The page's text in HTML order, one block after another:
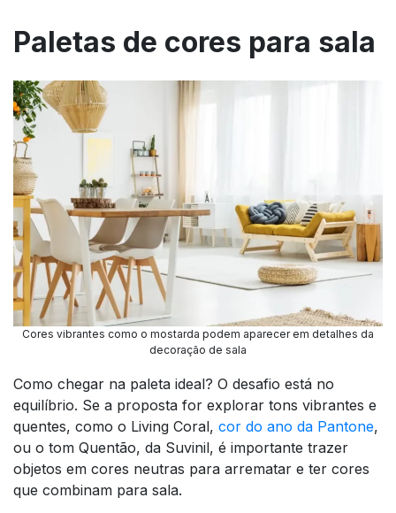
Paletas de cores para sala
Cores vibrantes como o mostarda podem aparecer em detalhes da
decoração de sala
Como chegar na paleta ideal? O desafio está no
equilíbrio. Se a proposta for explorar tons vibrantes e
quentes, como o Living Coral, cor do ano da Pantone,
ou o tom Quentão, da Suvinil, é importante trazer
objetos em cores neutras para arrematar e ter cores
que combinam para sala.